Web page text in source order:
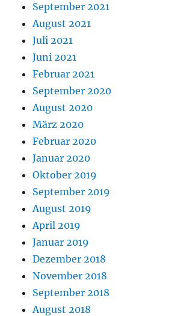
September 2021
August 2021
Juli 2021
Juni 2021
Februar 2021
September 2020
August 2020
März 2020
Februar 2020
Januar 2020
Oktober 2019
September 2019
August 2019
April 2019
Januar 2019
Dezember 2018
November 2018
September 2018
August 2018